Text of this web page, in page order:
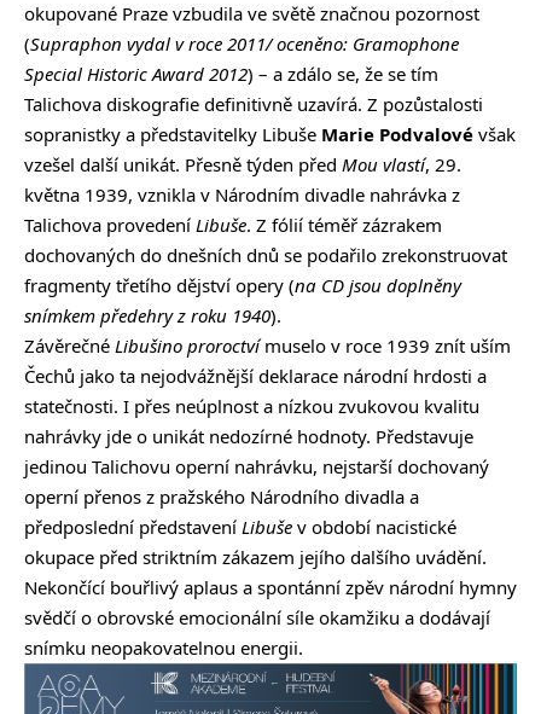
okupované Praze vzbudila ve světě značnou pozornost
(Supraphon vydal v roce 2011/ oceněno: Gramophone
Special Historic Award 2012) – a zdálo se, že se tím
Talichova diskografie definitivně uzavírá. Z pozůstalosti
sopranistky a představitelky Libuše Marie Podvalové však
vzešel další unikát. Přesně týden před Mou vlastí, 29.
května 1939, vznikla v Národním divadle nahrávka z
Talichova provedení Libuše. Z fólií téměř zázrakem
dochovaných do dnešních dnů se podařilo zrekonstruovat
fragmenty třetího dějství opery (na CD jsou doplněny
snímkem předehry z roku 1940).
Závěrečné Libušino proroctvímuselo v roce 1939 znít uším
Čechů jako ta nejodvážnější deklarace národní hrdosti a
statečnosti. I přes neúplnost a nízkou zvukovou kvalitu
nahrávky jde o unikát nedozírné hodnoty. Představuje
jedinou Talichovu operní nahrávku, nejstarší dochovaný
operní přenos z pražského Národního divadla a
předposlední představení Libuše v období nacistické
okupace před striktním zákazem jejího dalšího uvádění.
Nekončící bouřlivý aplaus a spontánní zpěv národní hymny
svědčí o obrovské emocionální síle okamžiku a dodávají
snímku neopakovatelnou energii.